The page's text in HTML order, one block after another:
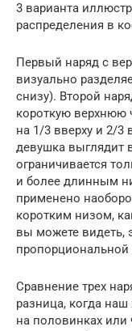
3 варианта
распределения в
Первый наряд с
визуально
снизу). Второй
короткую верхнюю
на 1/3 вверху и 2/3
девушка выглядит
ограничивается
и более длинным
применено
коротким низом,
вы можете видеть,
Сравнение трех
разница, когда наш
на половинках или